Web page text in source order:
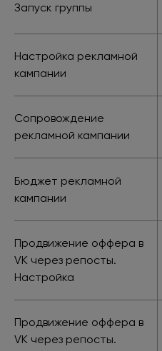
Запуск группы
Настройка рекламной
кампании
Сопровождение
рекламной кампании
Бюджет рекламной
кампании
Продвижение оффера в
VK через репосты.
Настройка
Продвижение оффера в
VK через репосты.